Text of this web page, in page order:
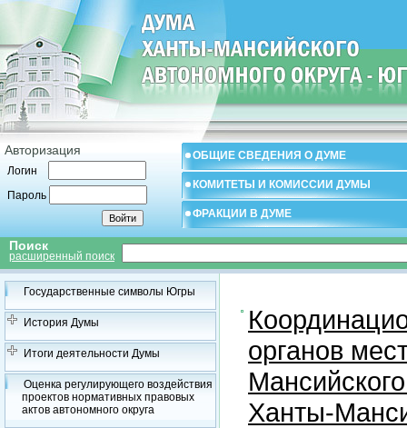
Авторизация
Логин
Пароль
ОБЩИЕ СВЕДЕНИЯ О ДУМЕ
КОМИТЕТЫ И КОМИССИИ ДУМЫ
ФРАКЦИИ В ДУМЕ
Поиск
расширенный поиск
Государственные символы Югры
История Думы
Итоги деятельности Думы
Оценка регулирующего воздействия
проектов нормативных правовых
актов автономного округа
органов
Ханты-